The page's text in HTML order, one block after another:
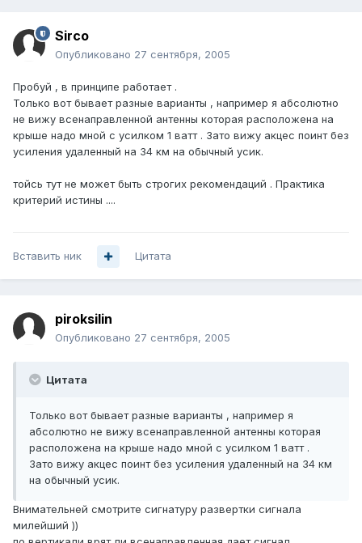
Sirco
Опубликовано 27 сентября, 2005
Пробуй , в принципе работает .
Только вот бывает разные варианты , например я абсолютно
не вижу всенаправленной антенны которая расположена на
крыше надо мной с усилком 1 ватт . Зато вижу акцес поинт без
усиления удаленный на 34 км на обычный усик.
тойсь тут не может быть строгих рекомендаций . Практика
критерий истины ....
Вставить ник Цитата
piroksilin
Опубликовано 27 сентября, 2005
Цитата
Только вот бывает разные варианты , например я
абсолютно не вижу всенаправленной антенны которая
расположена на крыше надо мной с усилком 1 ватт .
Зато вижу акцес поинт без усиления удаленный на 34 км
на обычный усик.
Внимательней смотрите сигнатуру развертки сигнала
милейший ))